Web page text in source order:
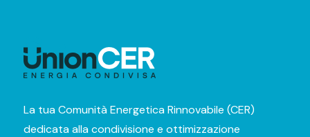
La tua Comunità Energetica Rinnovabile (CER)
dedicata alla condivisione e ottimizzazione